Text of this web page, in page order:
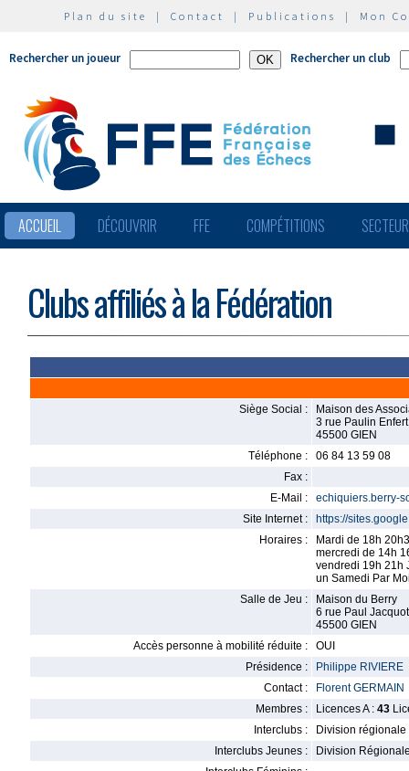
Plan du site | Contact | Publications | Mon
Rechercher un joueur Rechercher un club
ACCUEIL DÉCOUVRIR FFE COMPÉTITIONS
Clubs affiliés à la Fédération
Siège Social :
Maison des
3 rue Paulin Enfert
45500 GIEN
Téléphone :
06 84 13 59 08
Fax :
E-Mail :
echiquiers.berry-
Site Internet :
https://
Horaires :
Mardi de 18h
mercredi de 14h
vendredi 19h 21h
un Samedi Par
Salle de Jeu :
Maison du Berry
6 rue Paul Jacquot
45500 GIEN
Accès personne à mobilité réduite :
OUI
Présidence :
Philippe RIVIERE
Contact :
Florent GERMAIN
Membres :
Licences A : 43
Interclubs :
Division régionale
Interclubs Jeunes :
Division